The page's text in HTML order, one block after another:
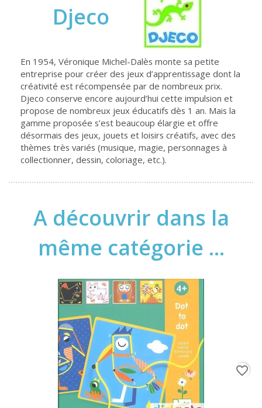
Djeco
En 1954, Véronique Michel-Dalès monte sa petite
entreprise pour créer des jeux d’apprentissage dont la
créativité est récompensée par de nombreux prix.
Djeco conserve encore aujourd’hui cette impulsion et
propose de nombreux jeux éducatifs dès 1 an. Mais la
gamme proposée s’est beaucoup élargie et offre
désormais des jeux, jouets et loisirs créatifs, avec des
thèmes très variés (musique, magie, personnages à
collectionner, dessin, coloriage, etc.).
A découvrir dans la
même catégorie ...
favorite_border